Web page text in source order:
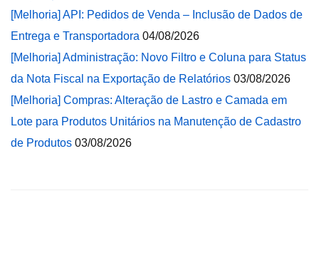
[Melhoria] API: Pedidos de Venda – Inclusão de Dados de
Entrega e Transportadora 04/08/2026
[Melhoria] Administração: Novo Filtro e Coluna para Status
da Nota Fiscal na Exportação de Relatórios 03/08/2026
[Melhoria] Compras: Alteração de Lastro e Camada em
Lote para Produtos Unitários na Manutenção de Cadastro
de Produtos 03/08/2026